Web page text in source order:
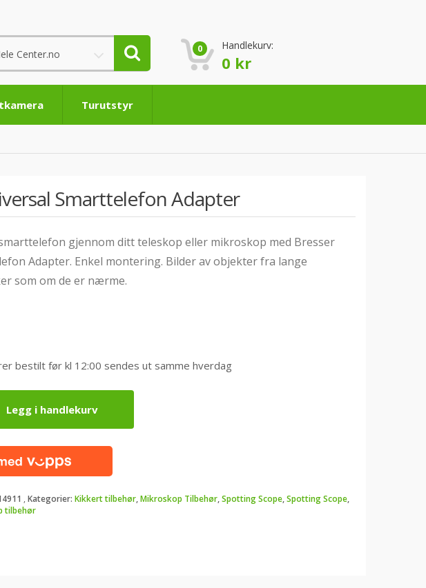
Center.no 0 Handlekurv:
0 kr
Turutstyr
Smarttelefon Adapter
gjennom ditt teleskop eller mikroskop med Bresser
Adapter. Enkel montering. Bilder av objekter fra lange
som om de er nærme.
bestilt før kl 12:00 sendes ut samme hverdag
Legg i handlekurv
Kategorier: Kikkert tilbehør,Mikroskop Tilbehør,Spotting Scope,Spotting Scope,
tilbehør